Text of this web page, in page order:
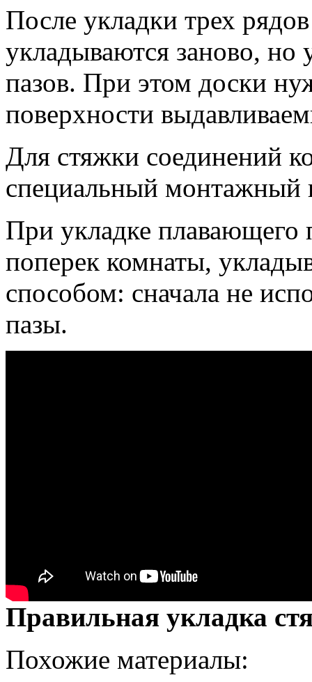
После укладки трех
укладываются заново, но
пазов. При этом доски
поверхности
Для стяжки соединений
специальный монтажный
При укладке плавающего
поперек комнаты,
способом: сначала не
пазы.
Правильная укладка
Похожие материалы: